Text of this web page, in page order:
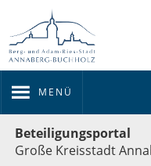
MENÜ
Beteiligungsportal
Große Kreisstadt